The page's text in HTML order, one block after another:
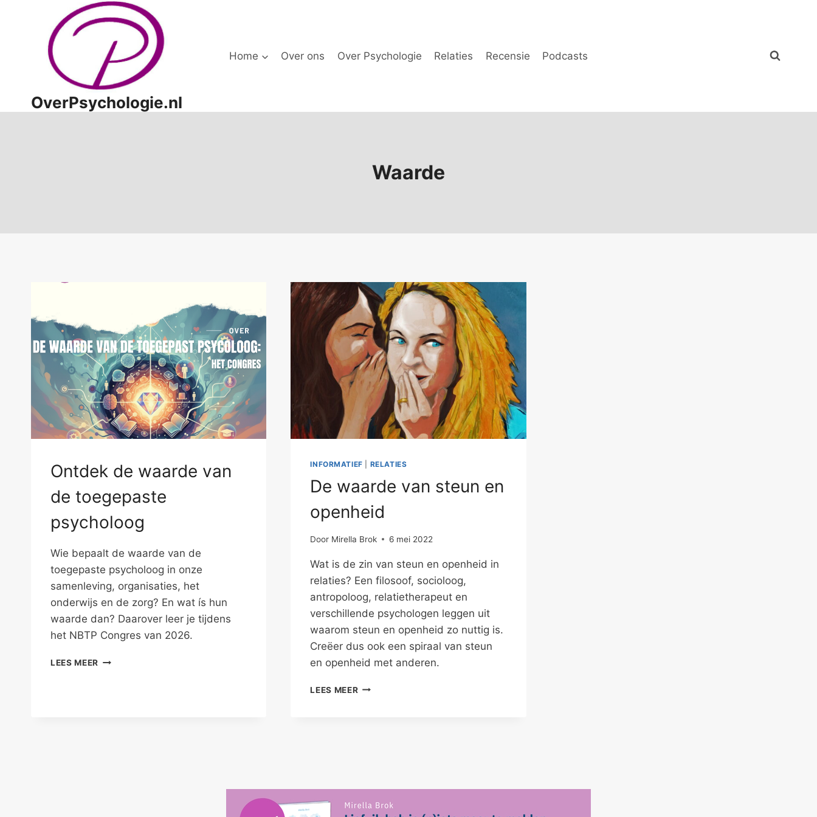
OverPsychologie.nl
Home Over ons Over Psychologie Relaties Recensie Podcasts
Waarde
Ontdek de waarde van
de toegepaste
psycholoog
Wie bepaalt de waarde van de
toegepaste psycholoog in onze
samenleving, organisaties, het
onderwijs en de zorg? En wat ís hun
waarde dan? Daarover leer je tijdens
het NBTP Congres van 2026.
LEES MEER ONTDEK
INFORMATIEF RELATIES
De waarde van steun en
openheid
Door Mirella Brok 6 mei 2022
Wat is de zin van steun en openheid in
relaties? Een filosoof, socioloog,
antropoloog, relatietherapeut en
verschillende psychologen leggen uit
waarom steun en openheid zo nuttig is.
Creëer dus ook een spiraal van steun
en openheid met anderen.
LEES MEERDE